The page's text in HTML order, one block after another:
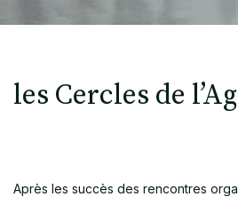
les Cercles de
Après les succès des rencontres